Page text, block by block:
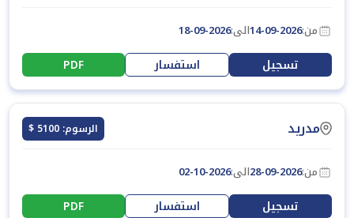
من:14-09-2026الى:18-09-2026
تسجيل استفسار PDF
مدريد الرسوم: 5100 $
من:28-09-2026الى:02-10-2026
تسجيل استفسار PDF